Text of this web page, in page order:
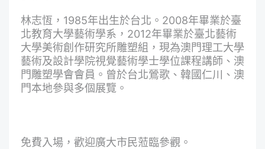
林志恆，1985年出生於台北。2008年畢業於臺
北教育大學藝術學系，2012年畢業於臺北藝術
大學美術創作研究所雕塑組，現為澳門理工大學
藝術及設計學院視覺藝術學士學位課程講師、澳
門雕塑學會會員。曾於台北鶯歌、韓國仁川、澳
門本地參與多個展覽。
免費入場，歡迎廣大市民蒞臨參觀。